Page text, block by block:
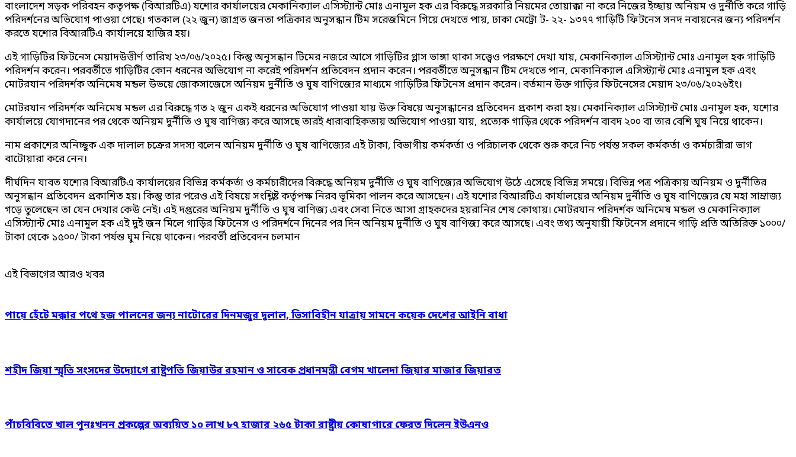
বাংলাদেশ সড়ক পরিবহন কতৃপক্ষ (বিআরটিএ) যশোর কার্যালয়ের মেকানিক্যাল এসিস্ট্যান্ট মোঃ এনামুল হক এর বিরুদ্ধে সরকারি নিয়মের তোয়াক্কা না করে নিজের ইচ্ছায় অনিয়ম ও দুর্নীতি করে গাড়ি
পরিদর্শনের অভিযোগ পাওয়া গেছে। গতকাল (২২ জুন) জাগ্রত জনতা পত্রিকার অনুসন্ধান টিম সরেজমিনে গিয়ে দেখতে পায়, ঢাকা মেট্রো ট- ২২- ১৩৭৭ গাড়িটি ফিটনেস সনদ নবায়নের জন্য পরিদর্শন
করতে যশোর বিআরটিএ কার্যালয়ে হাজির হয়।
এই গাড়িটির ফিটনেস মেয়াদউত্তীর্ণ তারিখ ২৩/০৬/২০২৫। কিন্তু অনুসন্ধান টিমের নজরে আসে গাড়িটির গ্লাস ভাঙ্গা থাকা সত্ত্বেও পরক্ষণে দেখা যায়, মেকানিক্যাল এসিস্ট্যান্ট মোঃ এনামুল হক গাড়িটি
পরিদর্শন করেন। পরবর্তীতে গাড়িটির কোন ধরনের অভিযোগ না করেই পরিদর্শন প্রতিবেদন প্রদান করেন। পরবর্তীতে অনুসন্ধান টিম দেখতে পান, মেকানিক্যাল এসিস্ট্যান্ট মোঃ এনামুল হক এবং
মোটরযান পরিদর্শক অনিমেষ মন্ডল উভয়ে জোকসাজেসে অনিয়ম দুর্নীতি ও ঘুষ বাণিজ্যের মাধ্যমে গাড়িটির ফিটনেস প্রদান করেন। বর্তমান উক্ত গাড়ির ফিটনেসের মেয়াদ ২৩/০৬/২০২৬ইং।
মোটরযান পরিদর্শক অনিমেষ মন্ডল এর বিরুদ্ধে গত ২ জুন একই ধরনের অভিযোগ পাওয়া যায় উক্ত বিষয়ে অনুসন্ধানের প্রতিবেদন প্রকাশ করা হয়। মেকানিক্যাল এসিস্ট্যান্ট মোঃ এনামুল হক, যশোর
কার্যালয়ে যোগদানের পর থেকে অনিয়ম দুর্নীতি ও ঘুষ বাণিজ্য করে আসছে তারই ধারাবাহিকতায় অভিযোগ পাওয়া যায়, প্রত্যেক গাড়ির থেকে পরিদর্শন বাবদ ২০০ বা তার বেশি ঘুষ নিয়ে থাকেন।
নাম প্রকাশের অনিচ্ছুক এক দালাল চক্রের সদস্য বলেন অনিয়ম দুর্নীতি ও ঘুষ বাণিজ্যের এই টাকা, বিভাগীয় কর্মকর্তা ও পরিচালক থেকে শুরু করে নিচ পর্যন্ত সকল কর্মকর্তা ও কর্মচারীরা ভাগ
বাটোয়ারা করে নেন।
দীর্ঘদিন যাবত যশোর বিআরটিএ কার্যালয়ের বিভিন্ন কর্মকর্তা ও কর্মচারীদের বিরুদ্ধে অনিয়ম দুর্নীতি ও ঘুষ বাণিজ্যের অভিযোগ উঠে এসেছে বিভিন্ন সময়ে। বিভিন্ন পত্র পত্রিকায় অনিয়ম ও দুর্নীতির
অনুসন্ধান প্রতিবেদন প্রকাশিত হয়। কিন্তু তার পরেও এই বিষয়ে সংশ্লিষ্ট কর্তৃপক্ষ নিরব ভূমিকা পালন করে আসছেন। এই যশোর বিআরটিএ কার্যালয়ের অনিয়ম দুর্নীতি ও ঘুষ বাণিজ্যের যে মহা সাম্রাজ্য
গড়ে তুলেছেন তা যেন দেখার কেউ নেই। এই দপ্তরের অনিয়ম দুর্নীতি ও ঘুষ বাণিজ্য এবং সেবা নিতে আসা গ্রাহকদের হয়রানির শেষ কোথায়। মোটরযান পরিদর্শক অনিমেষ মন্ডল ও মেকানিক্যাল
এসিস্ট্যান্ট মোঃ এনামুল হক এই দুই জন মিলে গাড়ির ফিটনেস ও পরিদর্শনে দিনের পর দিন অনিয়ম দুর্নীতি ও ঘুষ বাণিজ্য করে আসছে। এবং তথ্য অনুযায়ী ফিটনেস প্রদানে গাড়ি প্রতি অতিরিক্ত ১০০০/
টাকা থেকে ১৫০০/ টাকা পর্যন্ত ঘুম নিয়ে থাকেন। পরবর্তী প্রতিবেদন চলমান
এই বিভাগের আরও খবর
পায়ে হেঁটে মক্কার পথে হজ পালনের জন্য নাটোরের দিনমজুর দুলাল, ভিসাবিহীন যাত্রায় সামনে কয়েক দেশের আইনি বাধা
শহীদ জিয়া স্মৃতি সংসদের উদ্যোগে রাষ্ট্রপতি জিয়াউর রহমান ও সাবেক প্রধানমন্ত্রী বেগম খালেদা জিয়ার মাজার জিয়ারত
পাঁচবিবিতে খাল পুনঃখনন প্রকল্পের অব্যয়িত ১০ লাখ ৮৭ হাজার ২৬৫ টাকা রাষ্ট্রীয় কোষাগারে ফেরত দিলেন ইউএনও